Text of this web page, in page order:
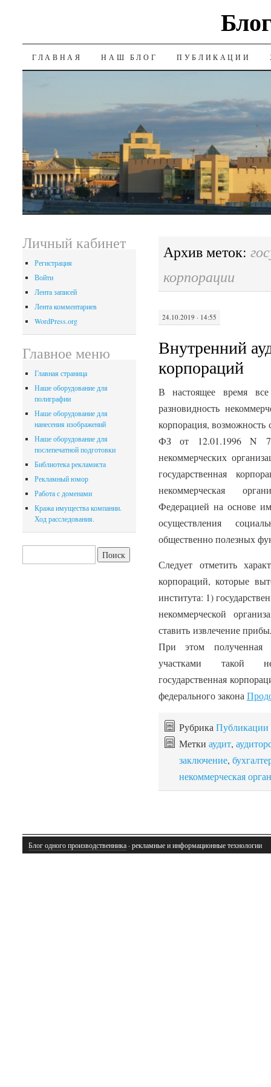
SKIP
ГЛАВНАЯ НАШ БЛОГ ПУБЛИКАЦИИ
Архив меток:
корпорации
24.10.2019 · 14:55
Внутренний
корпораций
В настоящее время все
разновидность
корпорация, возможность
ФЗ от 12.01.1996 N
некоммерческих
государственная
некоммерческая
Федерацией на основе
осуществления
общественно полезных
Следует отметить
корпораций, которые
института: 1)
некоммерческой
ставить извлечение
При этом полученная
участками такой
государственная
федерального закона
Рубрика Публикации
Метки аудит,
заключение,
некоммерческая
Личный кабинет
Регистрация
Войти
Лента записей
Лента комментариев
WordPress.org
Главное меню
Главная страница
Наше оборудование для
полиграфии
Наше оборудование для
нанесения изображений
Наше оборудование для
послепечатной подготовки
Библиотека рекламиста
Рекламный юмор
Работа с доменами
Кража имущества компании.
Ход расследования.
Блог одного производственника · рекламные и информационные технологии